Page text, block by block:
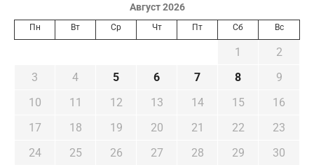
Август 2026
Пн Вт Ср Чт Пт Сб Вс
1
2
3
4 5 6 7 8
9
10
11 12 13 14 15
16
17
18 19 20 21 22
23
24
25 26 27 28 29
30